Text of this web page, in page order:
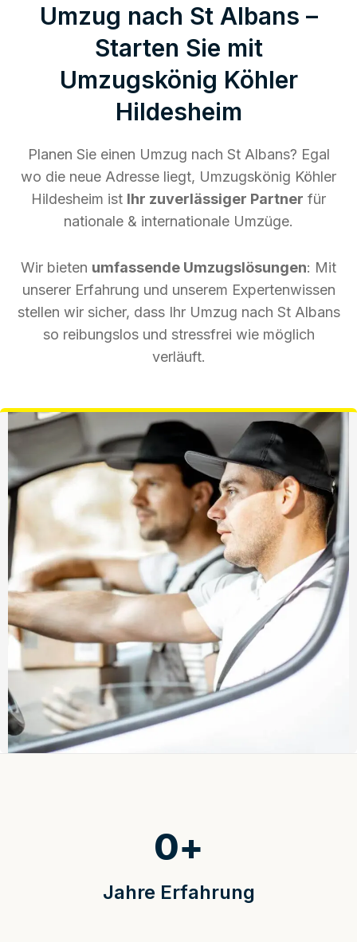
Umzug nach St Albans –
Starten Sie mit
Umzugskönig Köhler
Hildesheim
Planen Sie einen Umzug nach St Albans? Egal
wo die neue Adresse liegt, Umzugskönig Köhler
Hildesheim ist Ihr zuverlässiger Partner für
nationale & internationale Umzüge.
Wir bieten umfassende Umzugslösungen: Mit
unserer Erfahrung und unserem Expertenwissen
stellen wir sicher, dass Ihr Umzug nach St Albans
so reibungslos und stressfrei wie möglich
verläuft.
Jahre Erfahrung
0+